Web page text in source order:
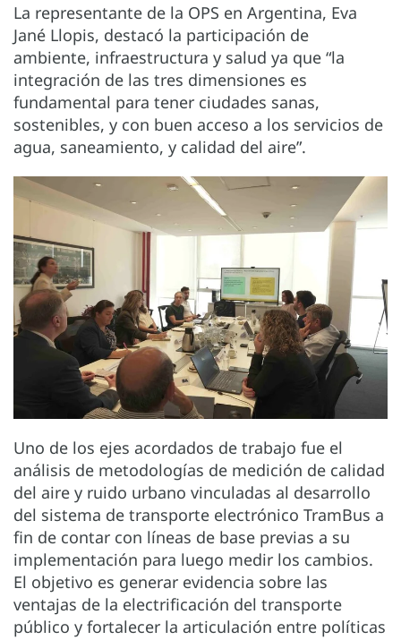
La representante de la OPS en Argentina, Eva
Jané Llopis, destacó la participación de
ambiente, infraestructura y salud ya que “la
integración de las tres dimensiones es
fundamental para tener ciudades sanas,
sostenibles, y con buen acceso a los servicios de
agua, saneamiento, y calidad del aire”.
Uno de los ejes acordados de trabajo fue el
análisis de metodologías de medición de calidad
del aire y ruido urbano vinculadas al desarrollo
del sistema de transporte electrónico TramBus a
fin de contar con líneas de base previas a su
implementación para luego medir los cambios.
El objetivo es generar evidencia sobre las
ventajas de la electrificación del transporte
público y fortalecer la articulación entre políticas